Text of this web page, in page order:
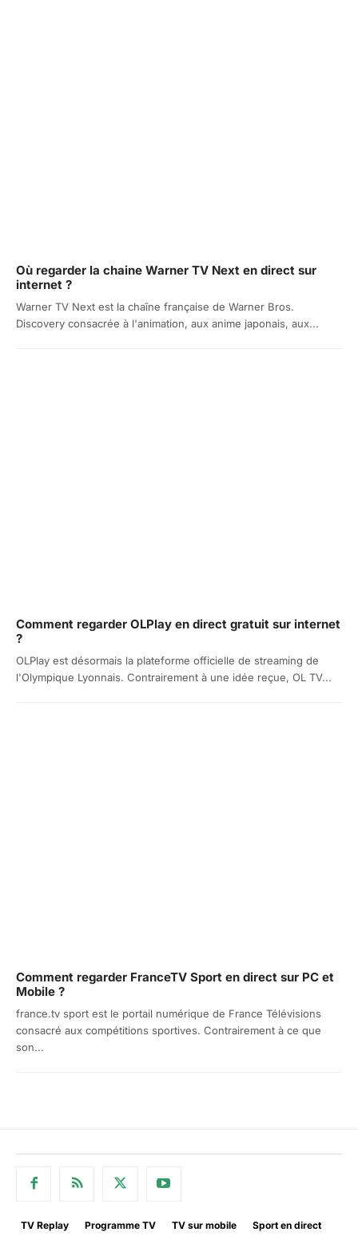
Où regarder la chaine Warner TV Next en direct sur
internet ?
Warner TV Next est la chaîne française de Warner Bros.
Discovery consacrée à l'animation, aux anime japonais, aux...
Comment regarder OLPlay en direct gratuit sur internet
?
OLPlay est désormais la plateforme officielle de streaming de
l'Olympique Lyonnais. Contrairement à une idée reçue, OL TV...
Comment regarder FranceTV Sport en direct sur PC et
Mobile ?
france.tv sport est le portail numérique de France Télévisions
consacré aux compétitions sportives. Contrairement à ce que
son...
TV Replay Programme TV TV sur mobile Sport en direct